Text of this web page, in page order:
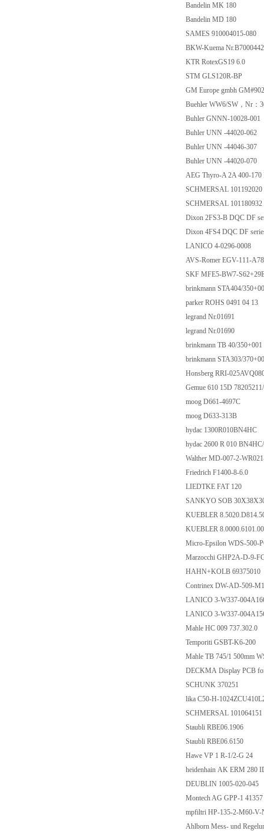
Bandelin MK 180
Bandelin MD 180
SAMES 910004015-080
BKW-Kuema
KTR RotexGS19 6.0
STM GLS120R-BP
GM Europe gmbh
Buehler WW6/SW，Nr：
Buhler GNNN-10028-001
Buhler UNN -44020-062
Buhler UNN -44046-307
Buhler UNN -44020-070
AEG Thyro-A 2A 400-170
SCHMERSAL
SCHMERSAL
Dixon 2FS3-B DQC DF
Dixon 4FS4 DQC DF
LANICO 4-0296-0008
AVS-Romer EGV-111-
SKF MFE5-BW7-
brinkmann STA404/
parker ROHS 0491 04 13
legrand Nr.01691
legrand Nr.01690
brinkmann TB 40/350+001
brinkmann STA303/
Honsberg RRI-
Gemue 610 15D
moog D661-4697C
moog D633-313B
hydac 1300R010BN4HC
hydac 2600 R 010
Walther MD-007-2-
Friedrich F1400-8-6.0
LIEDTKE FAT 120
SANKYO SOB
KUEBLER
KUEBLER
Micro-Epsilon WDS-500-
Marzocchi GHP2A-D-9-
HAHN+KOLB 69375010
Contrinex DW-AD-509-
LANICO 3-W337-
LANICO 3-W337-
Mahle HC 009 737.302.0
Temporiti GSBT-K6-200
Mahle TB 745/1 500mm
DECKMA Display PCB
SCHUNK 370251
lika C50-H-
SCHMERSAL 101064151
Staubli RBE06.1906
Staubli RBE06.6150
Hawe VP 1 R-1/2-G 24
heidenhain AK ERM 280
DEUBLIN 1005-020-045
Montech AG GPP-1 41357
mpfiltri HP-135-2-M60-V-
Ahlborn Mess- und